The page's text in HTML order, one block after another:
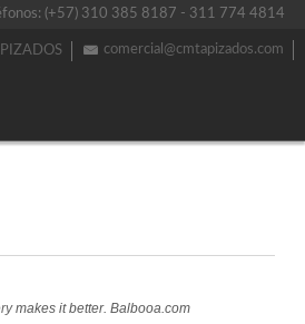
(+57) 310 385 8187 - 311 774 4814
comercial@cmtapizados.com
makes it better. Balbooa.com